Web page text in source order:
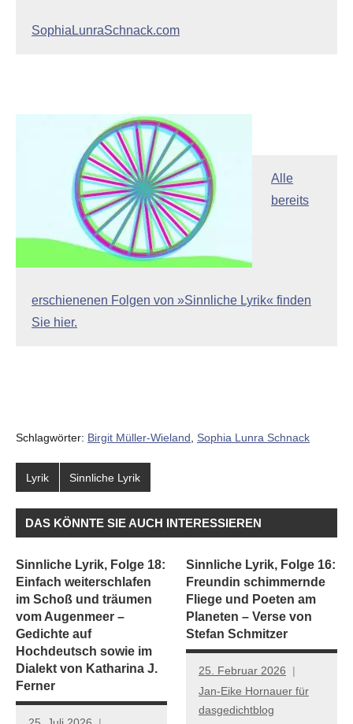
SophiaLunraSchnack.com
Alle
bereits
erschienenen Folgen von »Sinnliche Lyrik« finden
Sie hier.
Schlagwörter: Birgit Müller-Wieland Sophia Lunra Schnack
Lyrik Sinnliche Lyrik
DAS KÖNNTE SIE AUCH INTERESSIEREN
Sinnliche Lyrik, Folge 18:
Einfach weiterschlafen
im Schoß und träumen
vom Augenmeer –
Gedichte auf
Hochdeutsch sowie im
Dialekt von Katharina J.
Ferner
Sinnliche Lyrik, Folge 16:
Freundin schimmernde
Fliege und Poeten am
Planeten – Verse von
Stefan Schmitzer
25. Februar 2026
Jan-Eike Hornauer für
dasgedichtblog